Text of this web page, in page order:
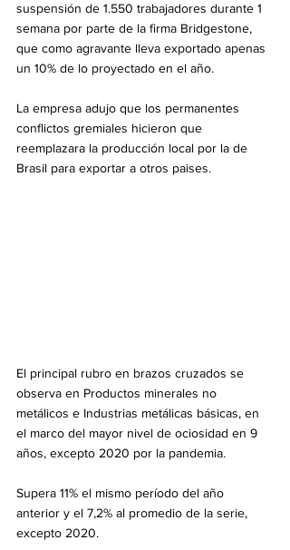
suspensión de 1.550 trabajadores durante 1
semana por parte de la firma Bridgestone,
que como agravante lleva exportado apenas
un 10% de lo proyectado en el año.
La empresa adujo que los permanentes
conflictos gremiales hicieron que
reemplazara la producción local por la de
Brasil para exportar a otros paises.
El principal rubro en brazos cruzados se
observa en Productos minerales no
metálicos e Industrias metálicas básicas, en
el marco del mayor nivel de ociosidad en 9
años, excepto 2020 por la pandemia.
Supera 11% el mismo período del año
anterior y el 7,2% al promedio de la serie,
excepto 2020.